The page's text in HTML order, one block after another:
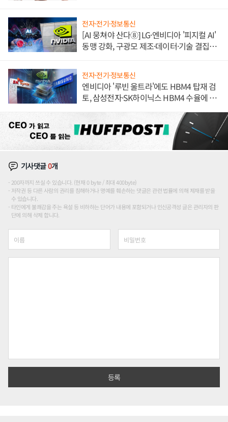
전자·전기·정보통신
[AI 뭉쳐야 산다⑧] LG·엔비디아 '피지컬 AI'
동맹 강화, 구광모 제조·데이터·기술 결집
전자·전기·정보통신
엔비디아 '루빈 울트라'에도 HBM4 탑재 검
토, 삼성전자·SK하이닉스 HBM4 수율에 주
기사댓글0개
200자까지 쓰실 수 있습니다. (현재 0 byte / 최대 400byte)
저작권 등 다른 사람의 권리를 침해하거나 명예를 훼손하는 댓글은 관련 법률에 의해 제재를 받을
수 있습니다.
타인에게 불쾌감을 주는 욕설 등 비하하는 단어가 내용에 포함되거나 인신공격성 글은 관리자의 판
단에 의해 삭제 합니다.